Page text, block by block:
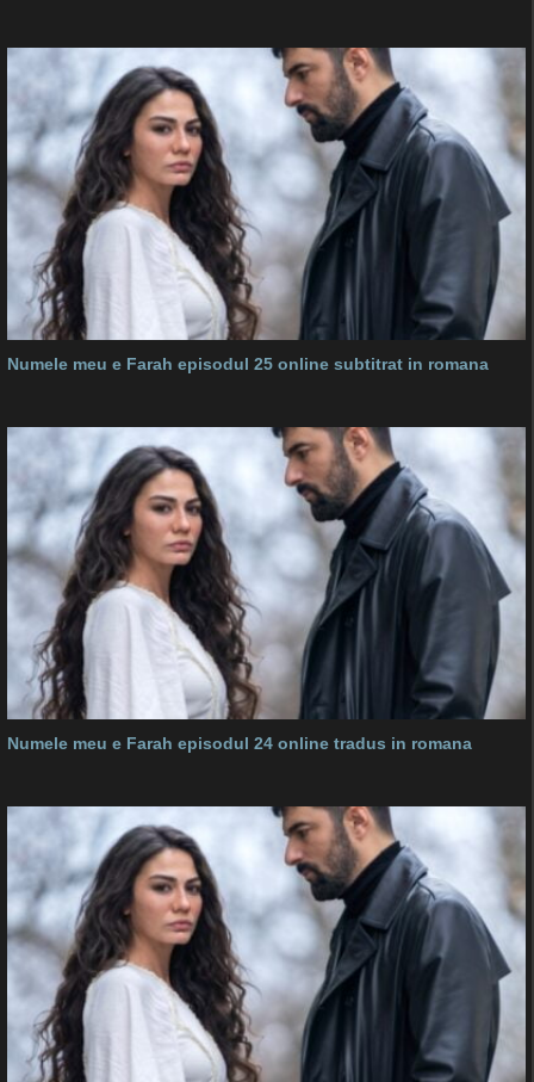
Numele meu e Farah episodul 25 online subtitrat in romana
Numele meu e Farah episodul 24 online tradus in romana